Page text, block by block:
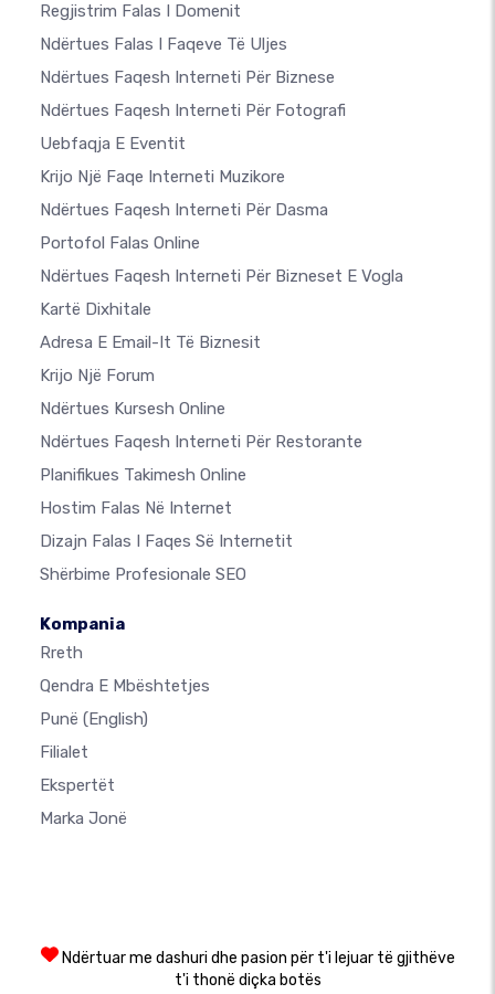
Regjistrim Falas I Domenit
Ndërtues Falas I Faqeve Të Uljes
Ndërtues Faqesh Interneti Për Biznese
Ndërtues Faqesh Interneti Për Fotografi
Uebfaqja E Eventit
Krijo Një Faqe Interneti Muzikore
Ndërtues Faqesh Interneti Për Dasma
Portofol Falas Online
Ndërtues Faqesh Interneti Për Bizneset E Vogla
Kartë Dixhitale
Adresa E Email-It Të Biznesit
Krijo Një Forum
Ndërtues Kursesh Online
Ndërtues Faqesh Interneti Për Restorante
Planifikues Takimesh Online
Hostim Falas Në Internet
Dizajn Falas I Faqes Së Internetit
Shërbime Profesionale SEO
Kompania
Rreth
Qendra E Mbështetjes
Punë (English)
Filialet
Ekspertët
Marka Jonë
Ndërtuar me dashuri dhe pasion për t'i lejuar të gjithëve
t'i thonë diçka botës